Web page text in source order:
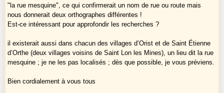
"la rue mesquine", ce qui confirmerait un nom de rue ou route mais
nous donnerait deux orthographes différentes !
Est-ce intéressant pour approfondir les recherches ?
il existerait aussi dans chacun des villages d’Orist et de Saint Étienne
d’Orthe (deux villages voisins de Saint Lon les Mines), un lieu dit la rue
mesquine ; je ne les pas localisés ; dès que possible, je vous préviens.
Bien cordialement à vous tous